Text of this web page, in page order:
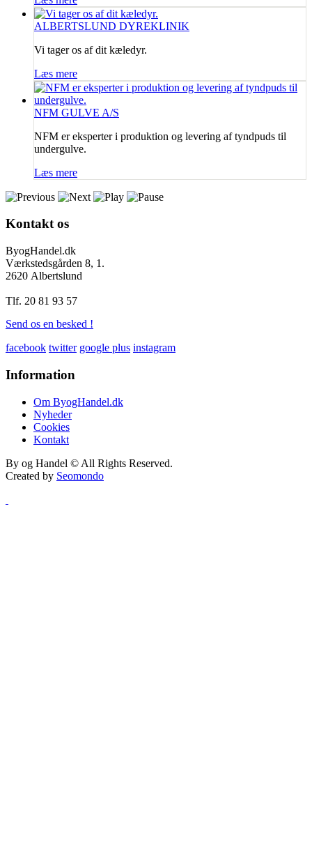
ALBERTSLUND DYREKLINIK
Vi tager os af dit kæledyr.
Læs mere
NFM GULVE A/S
NFM er eksperter i produktion og levering af tyndpuds til
undergulve.
Læs mere
Kontaktos
ByogHandel.dk
Værkstedsgården 8, 1.
2620 Albertslund
Tlf. 20 81 93 57
Send os en besked !
facebook twitter google plus instagram
Information
Om ByogHandel.dk
Nyheder
Cookies
Kontakt
By og Handel © All Rights Reserved.
Created by Seomondo